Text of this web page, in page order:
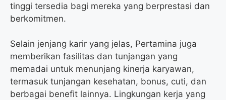
tinggi tersedia bagi mereka yang berprestasi dan
berkomitmen.
Selain jenjang karir yang jelas, Pertamina juga
memberikan fasilitas dan tunjangan yang
memadai untuk menunjang kinerja karyawan,
termasuk tunjangan kesehatan, bonus, cuti, dan
berbagai benefit lainnya. Lingkungan kerja yang